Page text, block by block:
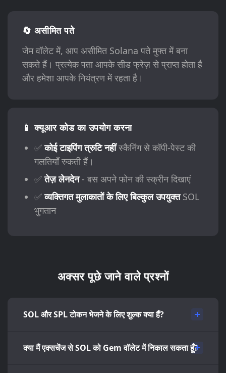
🔄 असीमित पते
जेम वॉलेट में, आप असीमित Solana पते मुफ्त में बना
सकते हैं। प्रत्येक पता आपके सीड फ्रेज़ से प्राप्त होता है
और हमेशा आपके नियंत्रण में रहता है।
📱 क्यूआर कोड का उपयोग करना
✅कोई टाइपिंग त्रुटि नहींस्कैनिंग से कॉपी-पेस्ट की
गलतियाँ रुकती हैं।
✅तेज़ लेनदेन- बस अपने फोन की स्क्रीन दिखाएं
✅व्यक्तिगत मुलाकातों के लिए बिल्कुल उपयुक्तSOL
भुगतान
अक्सर पूछे जाने वाले प्रश्नों
SOL और SPL टोकन भेजने के लिए शुल्क क्या हैं?
क्या मैं एक्सचेंज से SOL को Gem वॉलेट में निकाल सकता हूँ?